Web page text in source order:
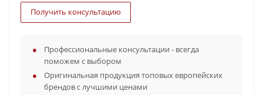
Получить консультацию
Профессиональные консультации - всегда
поможем с выбором
Оригинальная продукция топовых европейских
брендов с лучшими ценами